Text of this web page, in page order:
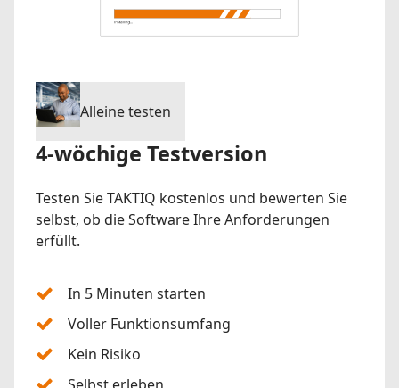
Alleine testen
4-wöchige Testversion
Testen Sie TAKTIQ kostenlos und bewerten Sie
selbst, ob die Software Ihre Anforderungen
erfüllt.
In 5 Minuten starten
Voller Funktionsumfang
Kein Risiko
Selbst erleben